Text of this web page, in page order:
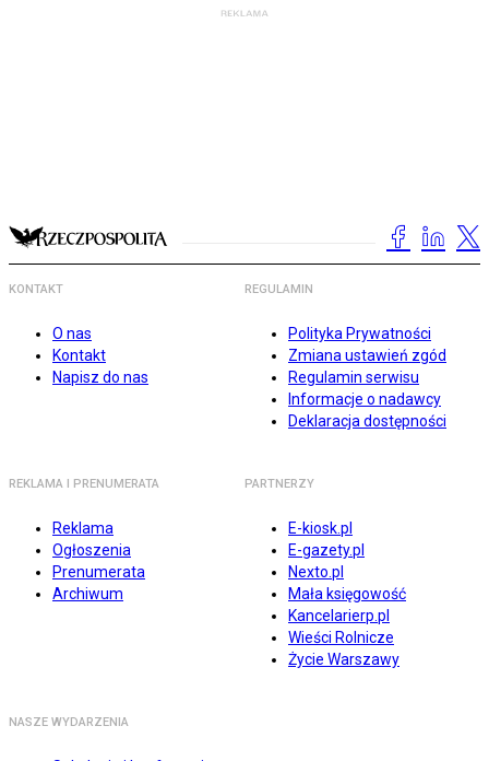
KONTAKT
O nas
Kontakt
Napisz do nas
REGULAMIN
Polityka Prywatności
Zmiana ustawień zgód
Regulamin serwisu
Informacje o nadawcy
Deklaracja dostępności
REKLAMA I PRENUMERATA
Reklama
Ogłoszenia
Prenumerata
Archiwum
PARTNERZY
E-kiosk.pl
E-gazety.pl
Nexto.pl
Mała księgowość
Kancelarierp.pl
Wieści Rolnicze
Życie Warszawy
NASZE WYDARZENIA